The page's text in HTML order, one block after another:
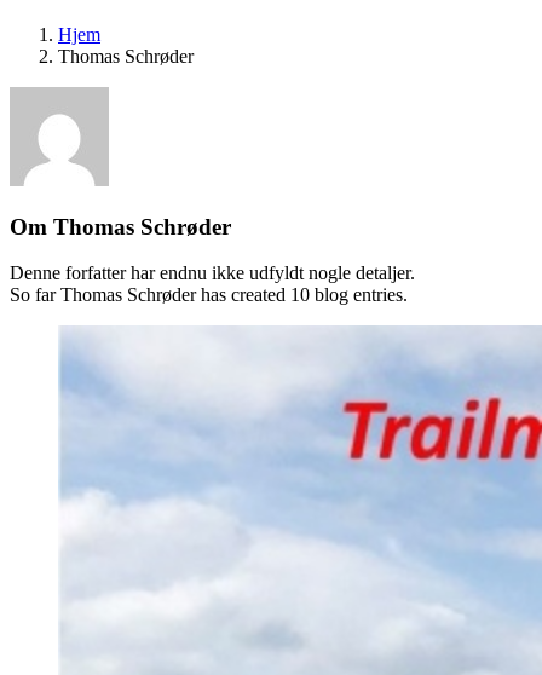
Hjem
Thomas Schrøder
Om Thomas Schrøder
Denne forfatter har endnu ikke udfyldt nogle detaljer.
So far Thomas Schrøder has created 10 blog entries.